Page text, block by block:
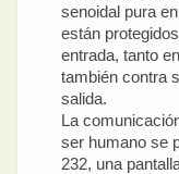
senoidal pura
están
entrada, tanto
también contra
salida.
La
ser humano se
232, una